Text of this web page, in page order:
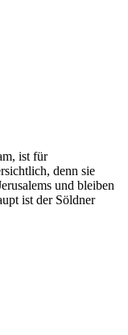
ist für
denn sie
und bleiben
ist der Söldner